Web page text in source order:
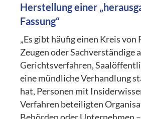
Herstellung einer
Fassung“
„Es gibt häufig einen Kreis von
Zeugen oder Sachverständige
Gerichtsverfahren,
eine mündliche Verhandlung
hat, Personen mit
Verfahren beteiligten